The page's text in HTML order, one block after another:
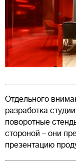
Отдельного
разработка
поворотные
стороной – они
презентацию